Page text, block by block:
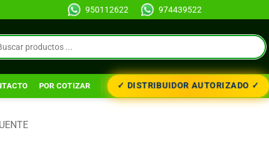
950112622 974439522
POR COTIZAR ✓ DISTRIBUIDOR AUTORIZADO ✓